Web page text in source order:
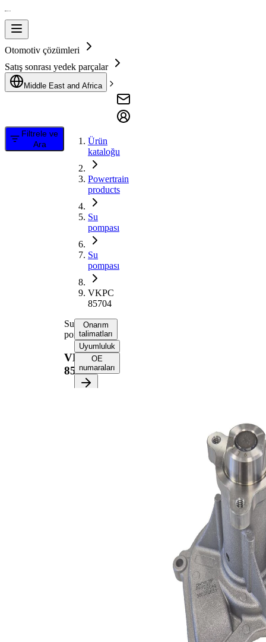
Otomotiv çözümleri
Satış sonrası yedek parçalar
Middle East and Africa
Filtrele ve
Ara
Ürün
kataloğu
Powertrain
products
Su
pompası
Su
pompası
VKPC
85704
Su
pompası
VKPC
85704
Onarım
talimatları
Uyumluluk
OE
numaraları